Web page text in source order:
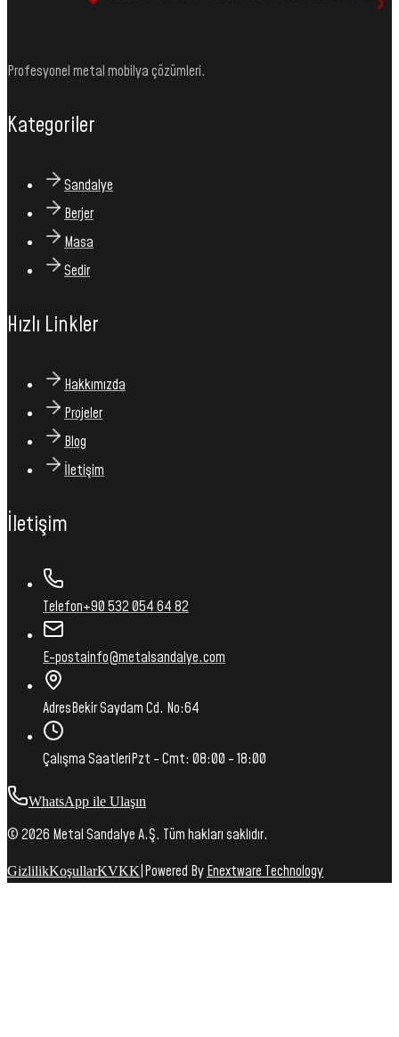
Profesyonel metal mobilya çözümleri.
Kategoriler
Sandalye
Berjer
Masa
Sedir
Hızlı Linkler
Hakkımızda
Projeler
Blog
İletişim
İletişim
Telefon+90 532 054 64 82
E-postainfo@metalsandalye.com
AdresBekir Saydam Cd. No:64
Çalışma SaatleriPzt - Cmt: 08:00 - 18:00
WhatsApp ile Ulaşın
© 2026 Metal Sandalye A.Ş. Tüm hakları saklıdır.
GizlilikKoşullarKVKK Powered ByEnextware Technology